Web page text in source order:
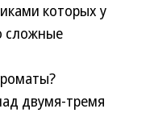
которых у
сложные
двумя-тремя